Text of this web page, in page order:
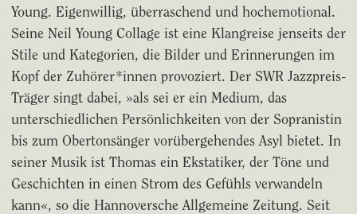
Young. Eigenwillig, überraschend und hochemotional.
Seine Neil Young Collage ist eine Klangreise jenseits der
Stile und Kategorien, die Bilder und Erinnerungen im
Kopf der Zuhörer*innen provoziert. Der SWR Jazzpreis-
Träger singt dabei, »als sei er ein Medium, das
unterschiedlichen Persönlichkeiten von der Sopranistin
bis zum Obertonsänger vorübergehendes Asyl bietet. In
seiner Musik ist Thomas ein Ekstatiker, der Töne und
Geschichten in einen Strom des Gefühls verwandeln
kann«, so die Hannoversche Allgemeine Zeitung. Seit